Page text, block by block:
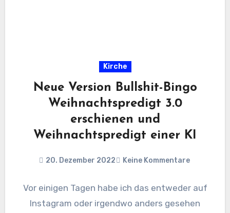
Kirche
Neue Version Bullshit-Bingo
Weihnachtspredigt 3.0
erschienen und
Weihnachtspredigt einer KI
20. Dezember 2022 Keine Kommentare
Vor einigen Tagen habe ich das entweder auf
Instagram oder irgendwo anders gesehen